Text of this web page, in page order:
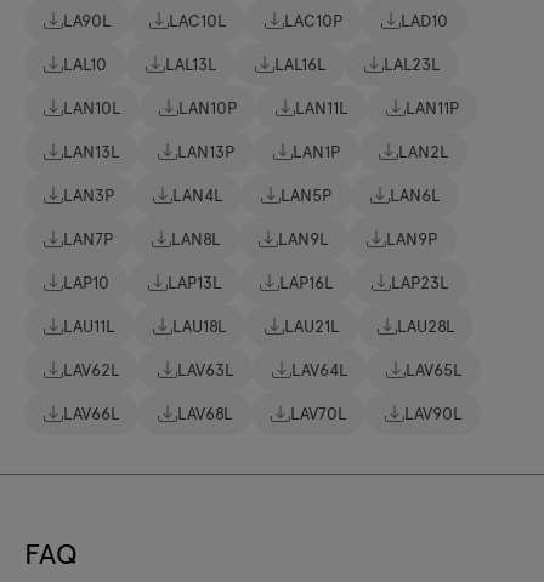
LA90L
LAC10L LAC10P
LAD10
LAL10
LAL13L LAL16L
LAL23L
LAN10L
LAN10P LAN11L
LAN11P
LAN13L
LAN13P LAN1P
LAN2L
LAN3P
LAN4L LAN5P
LAN6L
LAN7P
LAN8L LAN9L
LAN9P
LAP10
LAP13L LAP16L
LAP23L
LAU11L
LAU18L LAU21L
LAU28L
LAV62L
LAV63L LAV64L
LAV65L
LAV66L
LAV68L LAV70L LAV90L
FAQ